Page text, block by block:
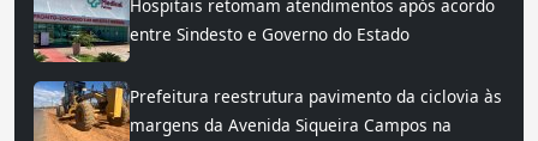
Hospitais retomam atendimentos após acordo
entre Sindesto e Governo do Estado
Prefeitura reestrutura pavimento da ciclovia às
margens da Avenida Siqueira Campos na